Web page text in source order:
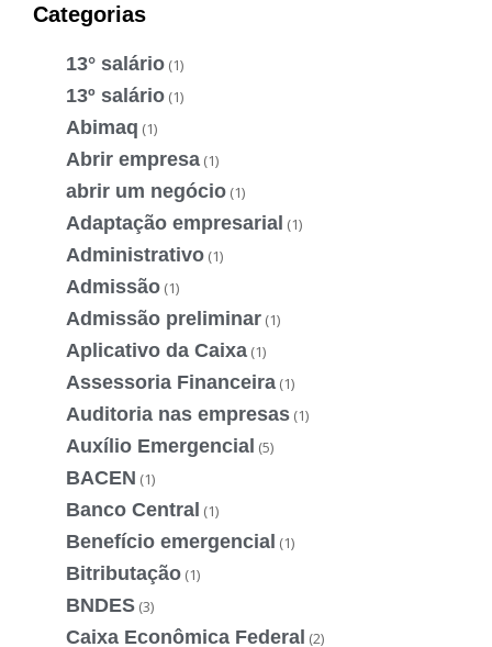
Categorias
13° salário (1)
13º salário (1)
Abimaq (1)
Abrir empresa (1)
abrir um negócio (1)
Adaptação empresarial (1)
Administrativo (1)
Admissão (1)
Admissão preliminar (1)
Aplicativo da Caixa (1)
Assessoria Financeira (1)
Auditoria nas empresas (1)
Auxílio Emergencial (5)
BACEN (1)
Banco Central (1)
Benefício emergencial (1)
Bitributação (1)
BNDES (3)
Caixa Econômica Federal (2)